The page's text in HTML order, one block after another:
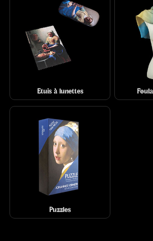
Etuis à lunettes
Puzzles